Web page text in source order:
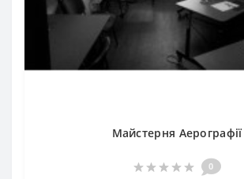
Майстерня Аерографії
0